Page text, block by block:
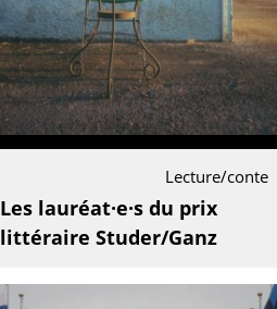
Lecture/conte
Les lauréat·e·s du prix
littéraire Studer/Ganz